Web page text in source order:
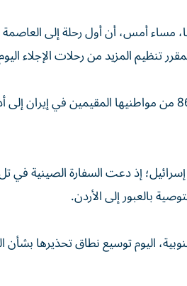
تنظيم المزيد من رحلات الإجلاء
إذ دعت السفارة الصينية في تل
بالعبور إلى الأردن.
اليوم توسيع نطاق تحذيرها